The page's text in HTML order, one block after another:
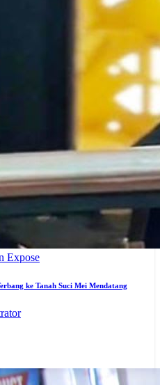
Expose
ke Tanah Suci Mei Mendatang